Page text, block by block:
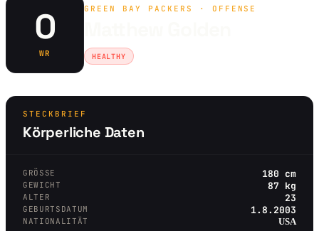
0
WR
GREEN BAY PACKERS · OFFENSE
HEALTHY
STECKBRIEF
Körperliche Daten
GRÖSSE 180 cm
GEWICHT 87 kg
ALTER 23
GEBURTSDATUM 1.8.2003
NATIONALITÄT USA